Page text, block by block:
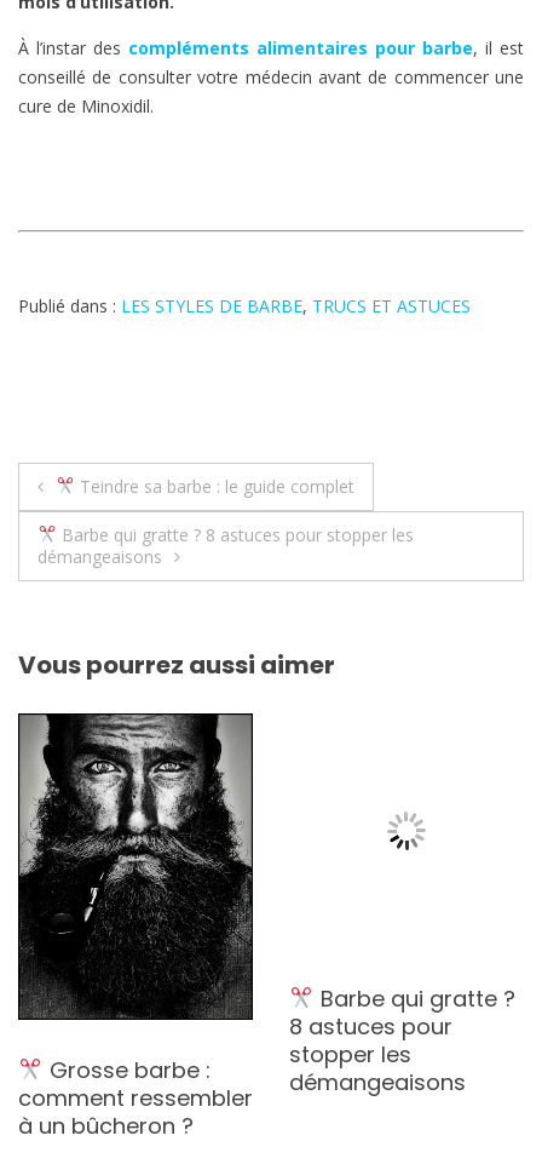
À l’instar des compléments alimentaires pour barbe, il est
conseillé de consulter votre médecin avant de commencer une
cure de Minoxidil.
Publié dans : LES STYLES DE BARBE, TRUCS ET ASTUCES
Navigation
de
l’article
Teindre sa barbe : le guide complet
Barbe qui gratte ? 8 astuces pour stopper les
démangeaisons
Vous pourrez aussi aimer
Barbe qui gratte ?
8 astuces pour
stopper les
démangeaisons
Comment
fabriquer votre
propre cire à
moustache à la